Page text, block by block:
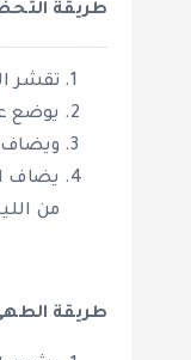
طريقة
تقشر
يوضع
ويضاف
من
طريقة